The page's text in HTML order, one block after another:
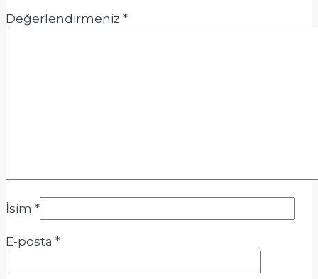
Değerlendirmeniz *
İsim *
E-posta *